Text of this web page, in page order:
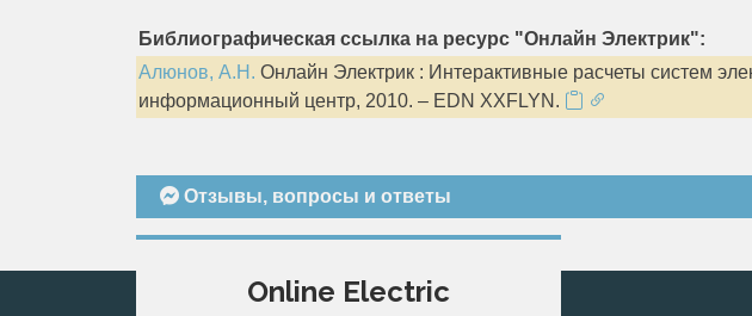
Библиографическая ссылка на ресурс "Онлайн Электрик":
Алюнов, А.Н. Онлайн Электрик : Интерактивные расчеты систем
информационный центр, 2010. – EDN XXFLYN.
Отзывы, вопросы и ответы
Online Electric